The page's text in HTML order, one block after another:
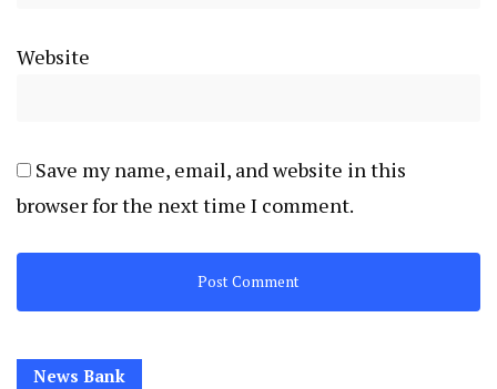
Website
Save my name, email, and website in this
browser for the next time I comment.
News Bank